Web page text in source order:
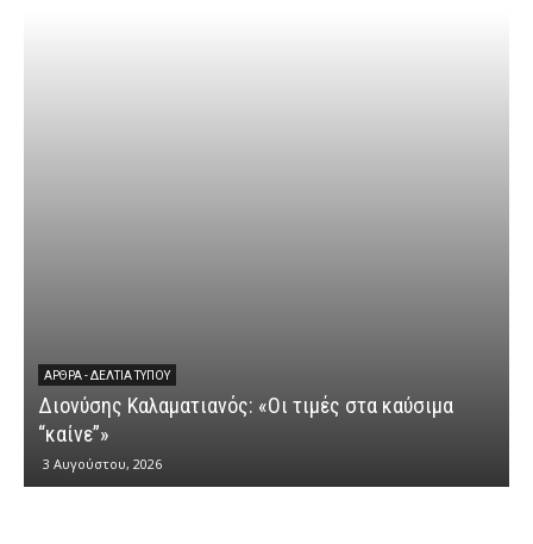
ΆΡΘΡΑ - ΔΕΛΤΊΑ ΤΎΠΟΥ
Διονύσης Καλαματιανός: «Οι τιμές στα καύσιμα
“καίνε”»
3 Αυγούστου, 2026